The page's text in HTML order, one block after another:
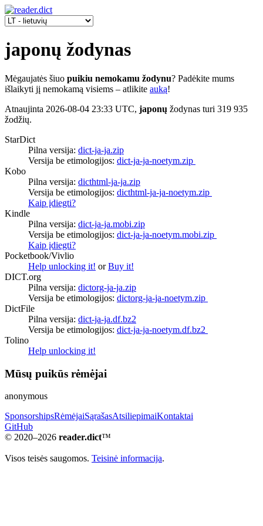
japonų žodynas
Mėgaujatės šiuo puikiu nemokamu žodynu? Padėkite mums
išlaikyti jį nemokamą visiems – atlikite auką!
Atnaujinta 2026-08-04 23:33 UTC, japonų žodynas turi 319 935
žodžių.
StarDict
Pilna versija: dict-ja-ja.zip
Versija be etimologijos: dict-ja-ja-noetym.zip
Kobo
Pilna versija: dicthtml-ja-ja.zip
Versija be etimologijos: dicthtml-ja-ja-noetym.zip
Kaip įdiegti?
Kindle
Pilna versija: dict-ja-ja.mobi.zip
Versija be etimologijos: dict-ja-ja-noetym.mobi.zip
Kaip įdiegti?
Pocketbook/Vivlio
Help unlocking it! orBuy it!
DICT.org
Pilna versija: dictorg-ja-ja.zip
Versija be etimologijos: dictorg-ja-ja-noetym.zip
DictFile
Pilna versija: dict-ja-ja.df.bz2
Versija be etimologijos: dict-ja-ja-noetym.df.bz2
Tolino
Help unlocking it!
Mūsų puikūs rėmėjai
anonymous
SponsorshipsRėmėjaiSąrašasAtsiliepimaiKontaktai
GitHub
© 2020–2026 reader.dict™
Visos teisės saugomos. Teisinė informacija.